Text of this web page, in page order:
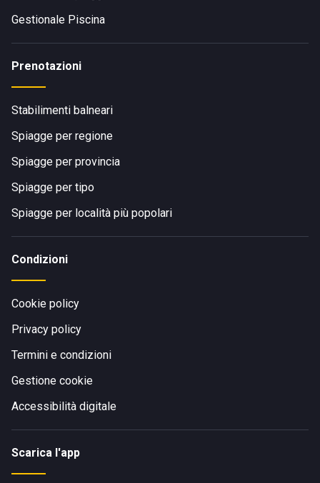
Gestionale Piscina
Prenotazioni
Stabilimenti balneari
Spiagge per regione
Spiagge per provincia
Spiagge per tipo
Spiagge per località più popolari
Condizioni
Cookie policy
Privacy policy
Termini e condizioni
Gestione cookie
Accessibilità digitale
Scarica l'app